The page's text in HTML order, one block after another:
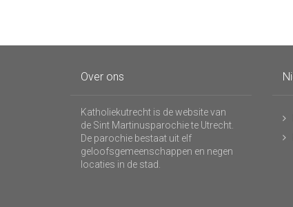
Over ons
Katholiekutrecht is de website van
de Sint Martinusparochie te Utrecht.
De parochie bestaat uit elf
geloofsgemeenschappen en negen
locaties in de stad.